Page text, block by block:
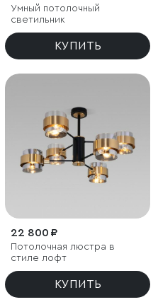
Умный потолочный
светильник
КУПИТЬ
22 800 ₽
Потолочная люстра в
стиле лофт
КУПИТЬ